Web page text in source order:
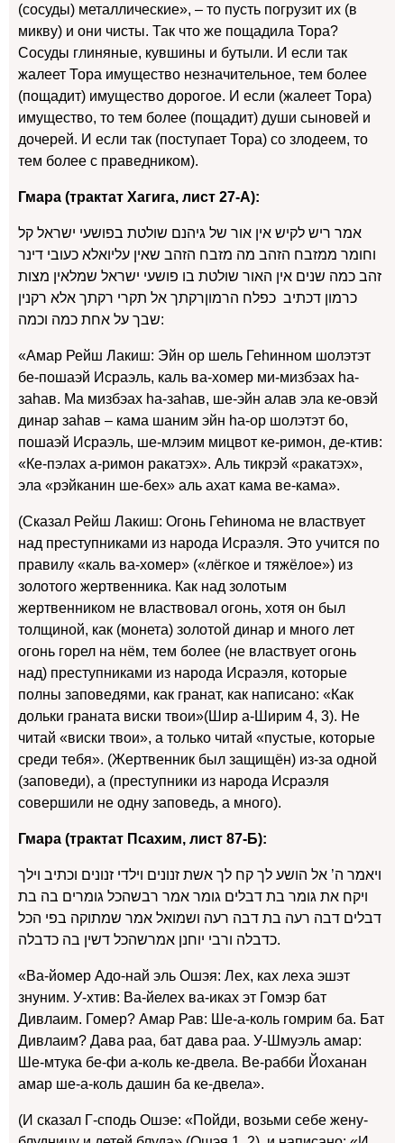
(сосуды) металлические», – то пусть погрузит их (в
микву) и они чисты. Так что же пощадила Тора?
Сосуды глиняные, кувшины и бутыли. И если так
жалеет Тора имущество незначительное, тем более
(пощадит) имущество дорогое. И если (жалеет Тора)
имущество, то тем более (пощадит) души сыновей и
дочерей. И если так (поступает Тора) со злодеем, то
тем более с праведником).
Гмара (трактат Хагига, лист 27-А):
אמר ריש לקיש אין אור של גיהנם שולטת בפושעי ישראל קל
וחומר ממזבח הזהב מה מזבח הזהב שאין עליואלא כעובי דינר
זהב כמה שנים אין האור שולטת בו פושעי ישראל שמלאין מצות
כרמון דכתיב כפלח הרמוןרקתך אל תקרי רקתך אלא רקנין
שבך על אחת כמה וכמה:
«Амар Рейш Лакиш: Эйн ор шель Геhинном шолэтэт
бе-пошаэй Исраэль, каль ва-хомер ми-мизбэах hа-
заhав. Ма мизбэах hа-заhав, ше-эйн алав эла ке-овэй
динар заhав – кама шаним эйн hа-ор шолэтэт бо,
пошаэй Исраэль, ше-млэим мицвот ке-римон, де-ктив:
«Ке-пэлах а-римон ракатэх». Аль тикрэй «ракатэх»,
эла «рэйканин ше-бех» аль ахат кама ве-кама».
(Сказал Рейш Лакиш: Огонь Геhинома не властвует
над преступниками из народа Исраэля. Это учится по
правилу «каль ва-хомер» («лёгкое и тяжёлое») из
золотого жертвенника. Как над золотым
жертвенником не властвовал огонь, хотя он был
толщиной, как (монета) золотой динар и много лет
огонь горел на нём, тем более (не властвует огонь
над) преступниками из народа Исраэля, которые
полны заповедями, как гранат, как написано: «Как
дольки граната виски твои»(Шир а-Ширим 4, 3). Не
читай «виски твои», а только читай «пустые, которые
среди тебя». (Жертвенник был защищён) из-за одной
(заповеди), а (преступники из народа Исраэля
совершили не одну заповедь, а много).
Гмара (трактат Псахим, лист 87-Б):
ויאמר ה’ אל הושע לך קח לך אשת זנונים וילדי זנונים וכתיב וילך
ויקח את גומר בת דבלים גומר אמר רבשהכל גומרים בה בת
דבלים דבה רעה בת דבה רעה ושמואל אמר שמתוקה בפי הכל
כדבלה ורבי יוחנן אמרשהכל דשין בה כדבלה.
«Ва-йомер Адо-най эль Ошэя: Лех, ках леха эшэт
знуним. У-хтив: Ва-йелех ва-иках эт Гомэр бат
Дивлаим. Гомер? Амар Рав: Ше-а-коль гомрим ба. Бат
Дивлаим? Дава раа, бат дава раа. У-Шмуэль амар:
Ше-мтука бе-фи а-коль ке-двела. Ве-рабби Йоханан
амар ше-а-коль дашин ба ке-двела».
(И сказал Г-сподь Ошэе: «Пойди, возьми себе жену-